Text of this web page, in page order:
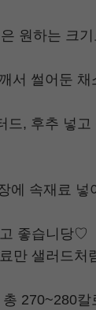
원하는 크
서 썰어둔 채
드, 후추 넣고
에 속재료 넣
좋습니당♡
만 샐러드처
270~280